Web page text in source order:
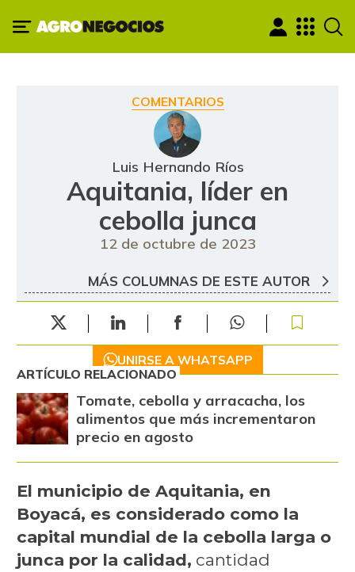
COMENTARIOS
Luis Hernando Ríos
Aquitania, líder en
cebolla junca
12 de octubre de 2023
MÁS COLUMNAS DE ESTE AUTOR
UNIRSE A WHATSAPP
ARTÍCULO RELACIONADO
Tomate, cebolla y arracacha, los
alimentos que más incrementaron
precio en agosto
El municipio de Aquitania, en
Boyacá, es considerado como la
capital mundial de la cebolla larga o
junca por la calidad, cantidad